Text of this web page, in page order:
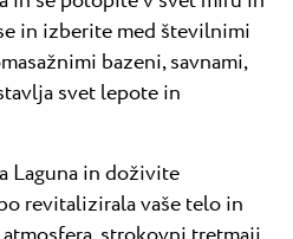
in izberite med številnimi
bazeni, savnami,
svet lepote in
Laguna in doživite
revitalizirala vaše telo in